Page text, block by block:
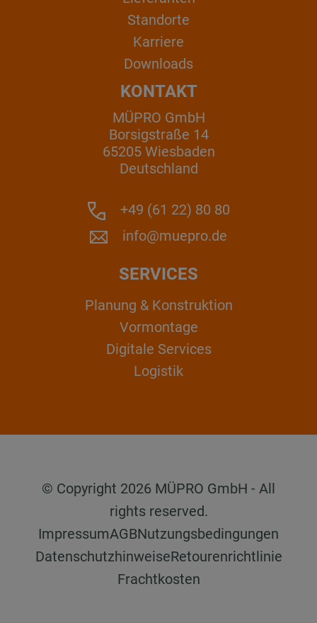
Standorte
Karriere
Downloads
KONTAKT
MÜPRO GmbH
Borsigstraße 14
65205 Wiesbaden
Deutschland
+49 (61 22) 80 80
info@muepro.de
SERVICES
Planung & Konstruktion
Vormontage
Digitale Services
Logistik
© Copyright 2026 MÜPRO GmbH - All
rights reserved.
ImpressumAGBNutzungsbedingungen
DatenschutzhinweiseRetourenrichtlinie
Frachtkosten